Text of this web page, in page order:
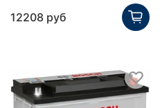
12208 руб